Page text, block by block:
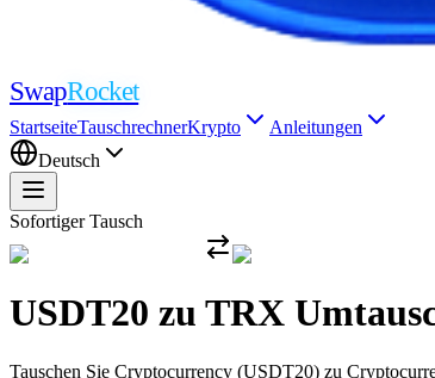
SwapRocket
StartseiteTauschrechnerKrypto
Anleitungen
Deutsch
Sofortiger Tausch
USDT20 zu TRX
Tauschen Sie Cryptocurrency (USDT20) zu